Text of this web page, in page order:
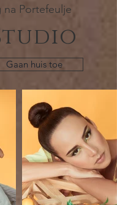
na Portefeulje
Gaan huis toe